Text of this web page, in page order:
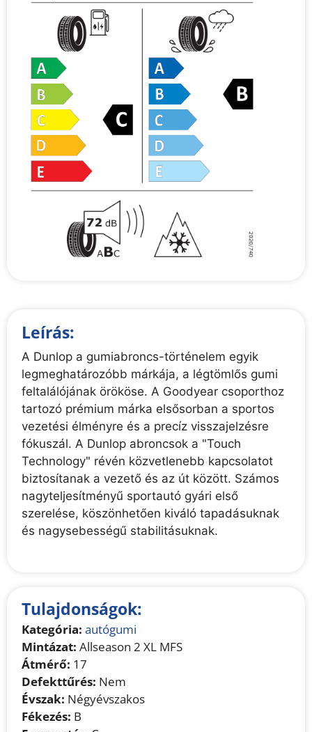
Leírás:
A Dunlop a gumiabroncs-történelem egyik
legmeghatározóbb márkája, a légtömlős gumi
feltalálójának örököse. A Goodyear csoporthoz
tartozó prémium márka elsősorban a sportos
vezetési élményre és a precíz visszajelzésre
fókuszál. A Dunlop abroncsok a "Touch
Technology" révén közvetlenebb kapcsolatot
biztosítanak a vezető és az út között. Számos
nagyteljesítményű sportautó gyári első
szerelése, köszönhetően kiváló tapadásuknak
és nagysebességű stabilitásuknak.
Tulajdonságok:
Kategória: autógumi
Mintázat: Allseason 2 XL MFS
Átmérő: 17
Defekttűrés: Nem
Évszak: Négyévszakos
Fékezés: B